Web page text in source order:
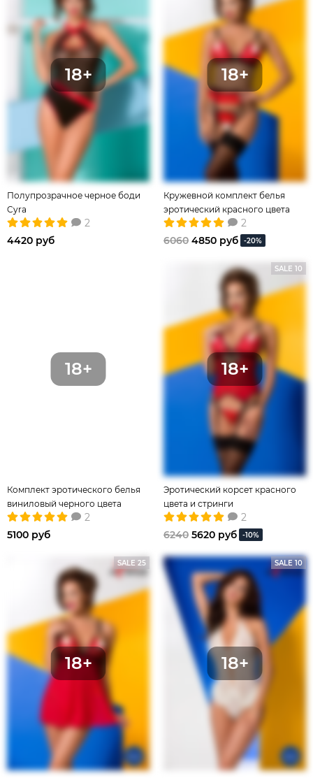
Полупрозрачное черное боди
Cyra
2
4420 руб
Кружевной комплект белья
эротический красного цвета
2
6060 4850 руб -20%
Комплект эротического белья
виниловый черного цвета
2
5100 руб
SALE 10
Эротический корсет красного
цвета и стринги
2
6240 5620 руб -10%
SALE 25 SALE 10